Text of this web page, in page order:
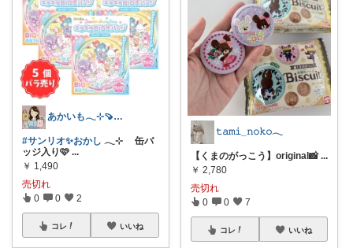
あかいも𓂃⊹🍠8月もよろしくです✨
#サンリオ✨おかし 𓂃⊹ 缶バ
ッジ入り🩷 ...
￥ 1,490
売切れ
0 0 2
コレ いいね
𝚝𝚊𝚖𝚒_𝚗𝚘𝚔𝚘𓂃
【くまのがっこう】original📸...
￥ 2,780
売切れ
0 0 7
コレ いいね